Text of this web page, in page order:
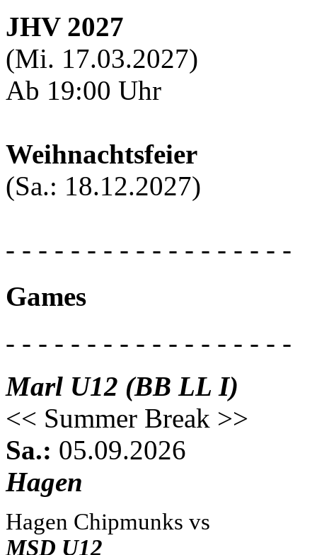
JHV 2027
(Mi. 17.03.2027)
Ab 19:00 Uhr
Weihnachtsfeier
(Sa.: 18.12.2027)
- - - - - - - - - - - - - - - - - -
Games
- - - - - - - - - - - - - - - - - -
Marl U12 (BB LL I)
<< Summer Break >>
Sa.: 05.09.2026
Hagen
Hagen Chipmunks vs
MSD U12